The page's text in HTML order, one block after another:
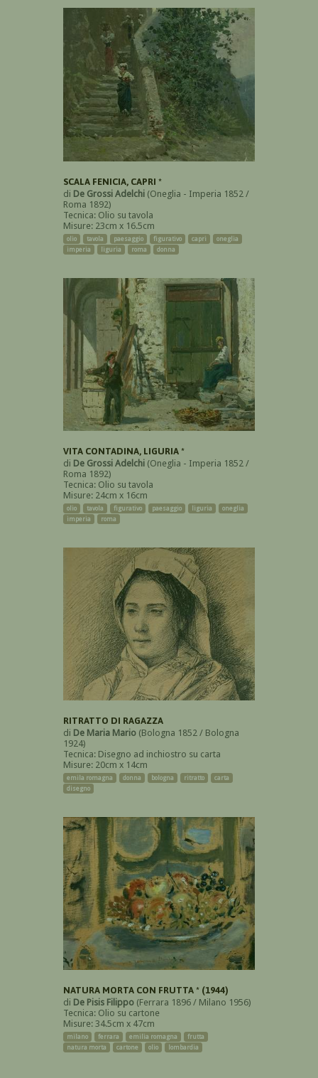
SCALA FENICIA, CAPRI *
di De Grossi Adelchi (Oneglia - Imperia 1852 /
Roma 1892)
Tecnica: Olio su tavola
Misure: 23cm x 16.5cm
olio tavola paesaggio figurativo capri
oneglia
imperia
liguria roma donna
VITA CONTADINA, LIGURIA *
di De Grossi Adelchi (Oneglia - Imperia 1852 /
Roma 1892)
Tecnica: Olio su tavola
Misure: 24cm x 16cm
olio tavola figurativo paesaggio liguria
oneglia
imperia
roma
RITRATTO DI RAGAZZA
di De Maria Mario (Bologna 1852 / Bologna
1924)
Tecnica: Disegno ad inchiostro su carta
Misure: 20cm x 14cm
emila romagna donna bologna ritratto
carta
disegno
NATURA MORTA CON FRUTTA * (1944)
di De Pisis Filippo (Ferrara 1896 / Milano 1956)
Tecnica: Olio su cartone
Misure: 34.5cm x 47cm
milano ferrara emilia romagna
frutta
natura morta
cartone olio lombardia